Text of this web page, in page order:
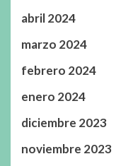
abril 2024
marzo 2024
febrero 2024
enero 2024
diciembre 2023
noviembre 2023